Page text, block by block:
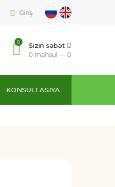
Giriş
0
Sizin səbət
0 məhsul — 0
KONSULTASIYA